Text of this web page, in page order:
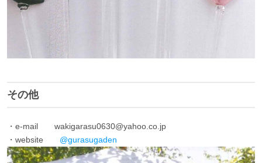
その他
・e-mail wakigarasu0630@yahoo.co.jp
・website
@gurasugaden